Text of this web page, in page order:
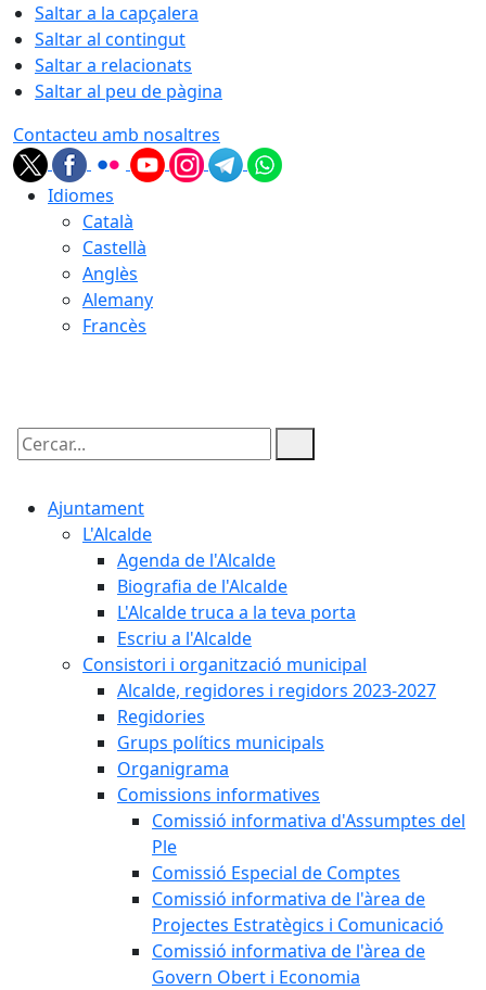
Saltar a la capçalera
Saltar al contingut
Saltar a relacionats
Saltar al peu de pàgina
Contacteu amb nosaltres
Idiomes
Català
Castellà
Anglès
Alemany
Francès
Cercar:
Ajuntament
L'Alcalde
Agenda de l'Alcalde
Biografia de l'Alcalde
L'Alcalde truca a la teva porta
Escriu a l'Alcalde
Consistori i organització municipal
Alcalde, regidores i regidors 2023-2027
Regidories
Grups polítics municipals
Organigrama
Comissions informatives
Comissió informativa d'Assumptes del
Ple
Comissió Especial de Comptes
Comissió informativa de l'àrea de
Projectes Estratègics i Comunicació
Comissió informativa de l'àrea de
Govern Obert i Economia